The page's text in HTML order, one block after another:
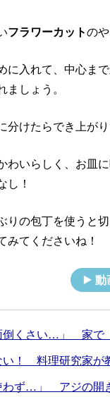
フラワーカットの
に入れて、中心ま
しょう。
けたらでき上が
わいらしく、お皿
し！
りの包丁を使うと
みてくださいね！
動
倒くさい…」 家で
！ 料理研究家が
わず…」 アジの開